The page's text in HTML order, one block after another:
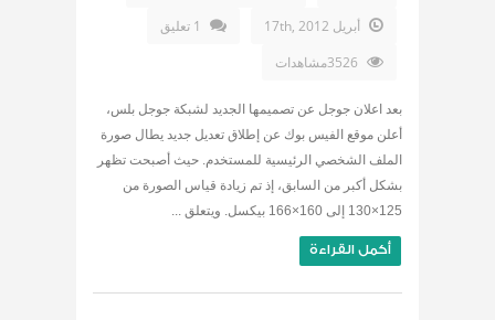
أبريل 17th, 2012
1 تعليق
بعد اعلان جوجل عن تصميمها الجديد لشبكة جوجل بلس،
أعلن موقع الفيس بوك عن إطلاق تعديل جديد يطال صورة
الملف الشخصي الرئيسية للمستخدم. حيث أصبحت تظهر
بشكل أكبر من السابق، إذ تم زيادة قياس الصورة من
125×130 إلى 160×166 بيكسل. ويتعلق ...
أكمل القراءة